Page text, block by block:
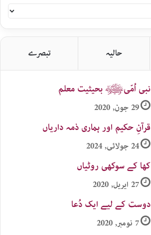
حالیہ تبصرے
نبی اُمّیﷺ بحیثیت معلم
29 جون, 2020
قرآنِ حکیم اور ہماری ذمہ داریاں
24 جولائی, 2024
کھا کے سوکھی روٹیاں
27 اپریل, 2020
دوست کے لیے ایک دُعا
7 نومبر, 2020